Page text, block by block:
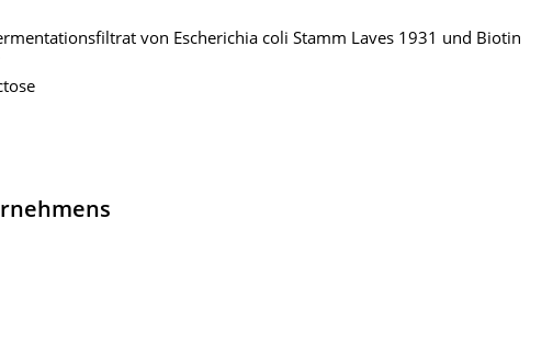
von Escherichia coli Stamm Laves 1931 und Biotin